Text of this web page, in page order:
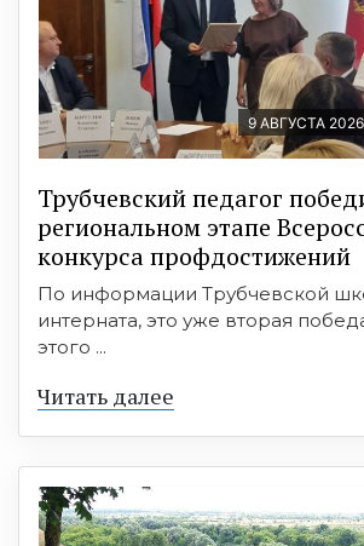
9 АВГУСТА
Трубчевский педагог
региональном этапе
конкурса профдостижений
По информации Трубчевской
интерната, это уже вторая
этого ...
Читать далее